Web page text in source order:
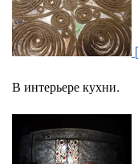
В интерьере кухни.